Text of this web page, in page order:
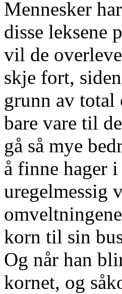
Mennesker
disse leksene
vil de
skje fort,
grunn av
bare vare til
gå så mye
å finne hager
uregelmessig
korn til sin
Og når han
kornet, og